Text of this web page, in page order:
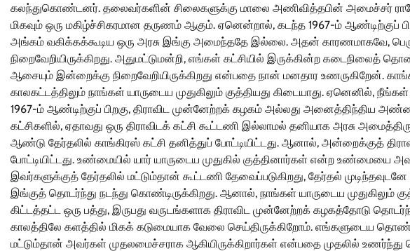
கலந்துகொண்டனர். தலைவர்களின் சிலைகளுக்கு மாலை அணிவித்தபின் அமைச்சர்
மிகவும் ஒரு மகிழ்ச்சிகரமான தருணம் ஆகும். ஏனென்றால், கடந்த 1967-ம் ஆண்டிற்குப்
அங்கம் வகிக்கக்கூடிய ஒரு அரசு இங்கு அமைந்ததே இல்லை. அதன் காரணமாகவே,
நிறைவேறியிருக்கிறது. அதுமட்டுமன்றி, எங்கள் கட்சியில் இருக்கின்ற
ஆசையும் இன்றைக்கு நிறைவேறியிருக்கிறது என்பதை நான் மனதார உணருகிறேன்.
காலகட்டத்திலும் நாங்கள் யாருடைய முதுகிலும் குத்தியது கிடையாது. ஏனெனில்,
1967-ம் ஆண்டிற்குப் பிறகு, திராவிட முன்னேற்றக் கழகம் அல்லது அனைத்திந்திய
கட்சிகளில், ஏதாவது ஒரு திராவிடக் கட்சி கூட்டணி இல்லாமல் தனியாக அரசு
ஆண்டு தேர்தலில் காங்கிரஸ் கட்சி தனித்துப் போட்டியிட்டது. ஆனால், அன்றைக்குத்
போட்டியிட்டது. உண்மையில் யார் யாருடைய முதுகில் குத்தினார்கள் என்ற உண்மையை
இவர்களுக்குத் தேர்தலில் மட்டும்தான் கூட்டணி தேவைப்படுகிறது, தேர்தல்
இங்குத் தொடர்ந்து நடந்து கொண்டிருக்கிறது. ஆனால், நாங்கள் யாருடைய முதுகிலும்
கிட்டத்தட்ட ஒரு பத்து, இருபது வருடங்களாக திராவிட முன்னேற்றக் கழகத்தோடு
காலத்திலே களத்தில் மிகக் கடுமையாக வேலை செய்திருக்கிறோம். எங்களுடைய
மட்டும்தான் அவர்கள் முதலமைச்சராக ஆகியிருக்கிறார்கள் என்பதை முதலில்